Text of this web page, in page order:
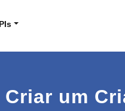
Criar um